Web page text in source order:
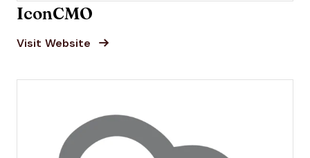
IconCMO
Visit Website Opens New Window